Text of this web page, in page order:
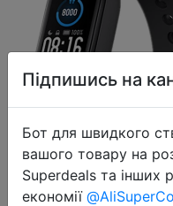
Підпишись на
Бот для швидкого
вашого товару на
Superdeals та інших
економії